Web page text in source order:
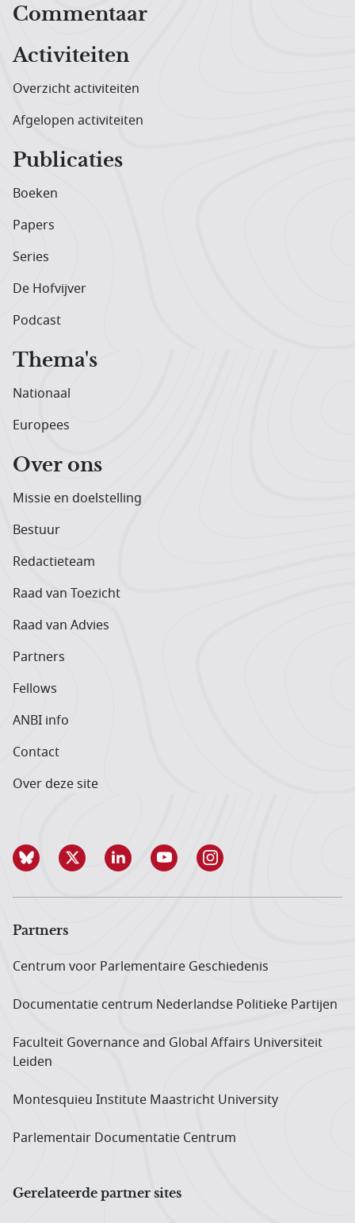
Hoofdnavigatiemenu
Commentaar
Activiteiten
Overzicht activiteiten
Afgelopen activiteiten
Publicaties
Boeken
Papers
Series
De Hofvijver
Podcast
Thema's
Nationaal
Europees
Over ons
Missie en doelstelling
Bestuur
Redactieteam
Raad van Toezicht
Raad van Advies
Partners
Fellows
ANBI info
Contact
Over deze site
Partners
Centrum voor Parlementaire Geschiedenis
Documentatie centrum Neder­landse Politieke Partijen
Faculteit Governance and Global Affairs Universiteit
Leiden
Montesquieu Institute Maastricht University
Parlementair Documentatie Centrum
Gerelateerde partner sites